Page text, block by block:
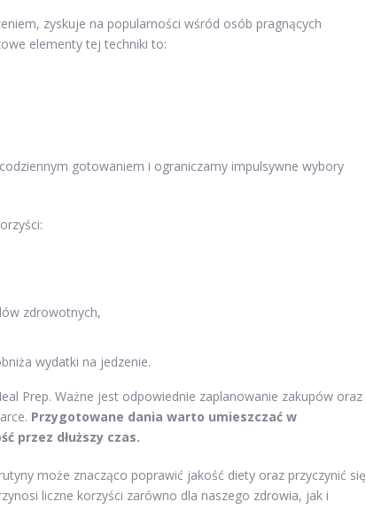
zyskuje na popularności wśród osób pragnących
elementy tej techniki to:
gotowaniem i ograniczamy impulsywne wybory
zdrowotnych,
wydatki na jedzenie.
Prep. Ważne jest odpowiednie zaplanowanie zakupów oraz
Przygotowane dania warto umieszczać w
przez dłuższy czas.
może znacząco poprawić jakość diety oraz przyczynić się
liczne korzyści zarówno dla naszego zdrowia, jak i